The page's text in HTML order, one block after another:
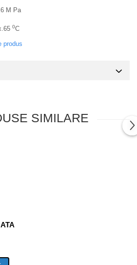
M Pa
0C
produs
SIMILARE